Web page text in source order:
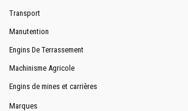
Transport
Manutention
Engins De Terrassement
Machinisme Agricole
Engins de mines et carrières
Marques